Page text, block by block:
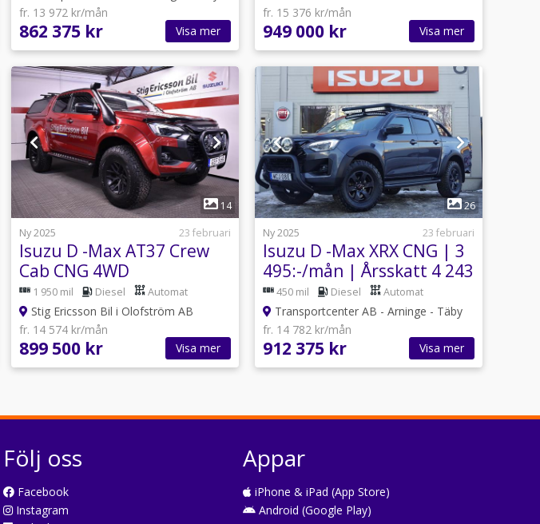
fr. 13 972 kr/mån
862 375 kr Visa mer
fr. 15 376 kr/mån
949 000 kr Visa mer
1
14
Ny 2025
23 februari
Isuzu D -Max AT37 Crew
Cab CNG 4WD
1 950 mil Diesel Automat
Stig Ericsson Bil i Olofström AB
fr. 14 574 kr/mån
899 500 kr Visa mer
1
26
Ny 2025
23 februari
Isuzu D -Max XRX CNG | 3
495:-/mån | Årsskatt 4 243
kr450 mil Diesel Automat
Transportcenter AB - Arninge - Täby
fr. 14 782 kr/mån
912 375 kr Visa mer
Följ oss
Facebook
Instagram
Appar
iPhone & iPad (App Store)
Android (Google Play)